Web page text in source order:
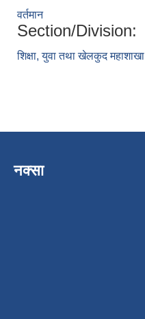
वर्तमान
Section/Division:
शिक्षा, युवा तथा खेलकुद महाशाखा
नक्सा